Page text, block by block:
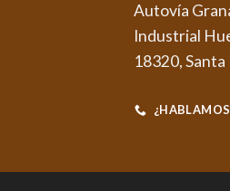
Autovía
Industrial
18320, Santa